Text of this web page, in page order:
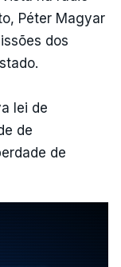
Péter Magyar
dos
lei de
de
de